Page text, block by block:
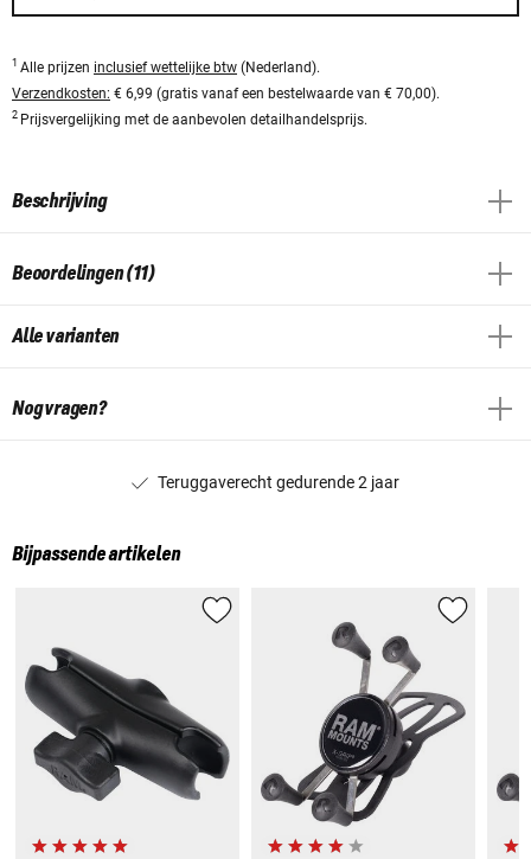
1 Alle prijzen inclusief wettelijke btw (Nederland).
Verzendkosten: € 6,99 (gratis vanaf een bestelwaarde van € 70,00).
2 Prijsvergelijking met de aanbevolen detailhandelsprijs.
Beschrijving
Beoordelingen (11)
Alle varianten
Nog vragen?
Teruggaverecht gedurende 2 jaar
Bijpassende artikelen